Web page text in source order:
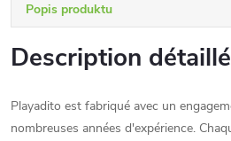
Popis produktu
Description
Playadito est fabriqué avec un
nombreuses années d'expérience.